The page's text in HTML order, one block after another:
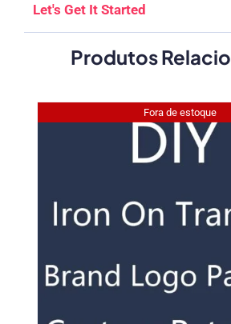
Let's Get It Started
Produtos
Fora de estoque